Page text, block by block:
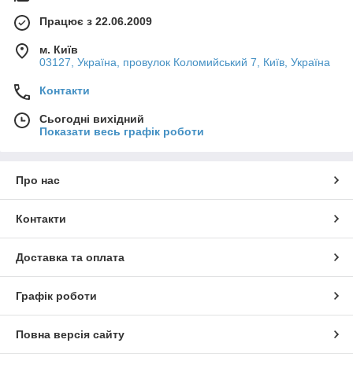
Працює з 22.06.2009
м. Київ
03127, Україна, провулок Коломийський 7, Київ, Україна
Контакти
Сьогодні вихідний
Показати весь графік роботи
Про нас
Контакти
Доставка та оплата
Графік роботи
Повна версія сайту